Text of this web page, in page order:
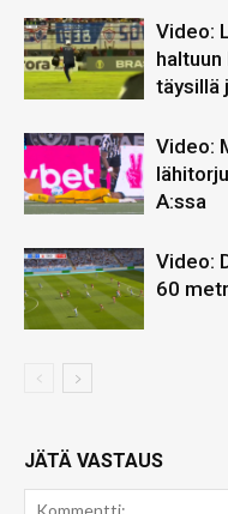
Video:
täysillä
Video:
A:ssa
Video:
60
JÄTÄ VASTAUS